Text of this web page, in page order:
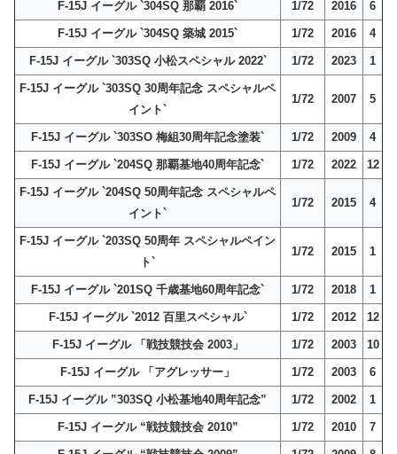
F-15J イーグル `304SQ 那覇 2016` 1/72 2016 6
F-15J イーグル `304SQ 築城 2015` 1/72 2016 4
F-15J イーグル `303SQ 小松スペシャル 2022` 1/72 2023 1
F-15J イーグル `303SQ 30周年記念 スペシャルペ
イント`
1/72 2007 5
F-15J イーグル `303SO 梅組30周年記念塗装` 1/72 2009 4
F-15J イーグル `204SQ 那覇基地40周年記念` 1/72 2022 12
F-15J イーグル `204SQ 50周年記念 スペシャルペ
イント`
1/72 2015 4
F-15J イーグル `203SQ 50周年 スペシャルペイン
ト`
1/72 2015 1
F-15J イーグル `201SQ 千歳基地60周年記念` 1/72 2018 1
F-15J イーグル `2012 百里スペシャル` 1/72 2012 12
F-15J イーグル 「戦技競技会 2003」 1/72 2003 10
F-15J イーグル 「アグレッサー」 1/72 2003 6
F-15J イーグル ”303SQ 小松基地40周年記念” 1/72 2002 1
F-15J イーグル “戦技競技会 2010” 1/72 2010 7